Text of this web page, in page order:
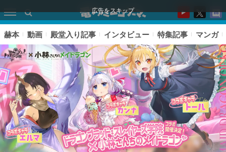
広告をスキップ
赫本 動画 殿堂入り記事 インタビュー 特集記事 マンガ